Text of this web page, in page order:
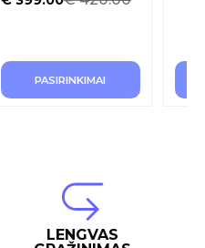
PASIRINKIMAI
LENGVAS